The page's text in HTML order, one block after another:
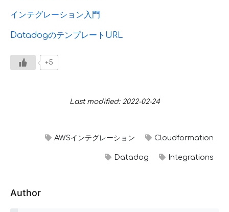
インテグレーション入門
DatadogのテンプレートURL
+5
Last modified: 2022-02-24
AWSインテグレーション Cloudformation
Datadog Integrations
Author